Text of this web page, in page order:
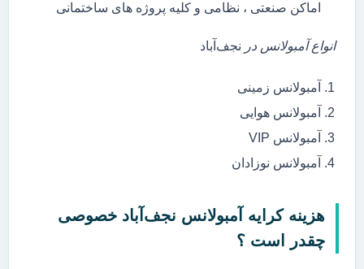
اماکن صنعتی ، نظامی و کلیه پروژه های ساختمانی
انواع آمبولانس در نجف‌آباد
آمبولانس زمینی
آمبولانس هوایی
آمبولانس VIP
آمبولانس نوزادان
هزینه کرایه آمبولانس نجف‌آباد خصوصی
چقدر است ؟